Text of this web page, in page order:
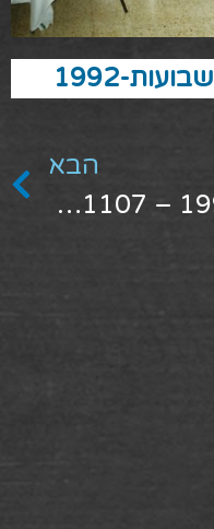
1992
הבא
1992 – 1481107